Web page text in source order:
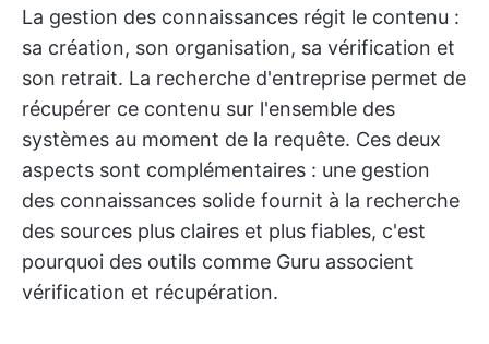
La gestion des connaissances régit le contenu :
sa création, son organisation, sa vérification et
son retrait. La recherche d'entreprise permet de
récupérer ce contenu sur l'ensemble des
systèmes au moment de la requête. Ces deux
aspects sont complémentaires : une gestion
des connaissances solide fournit à la recherche
des sources plus claires et plus fiables, c'est
pourquoi des outils comme Guru associent
vérification et récupération.